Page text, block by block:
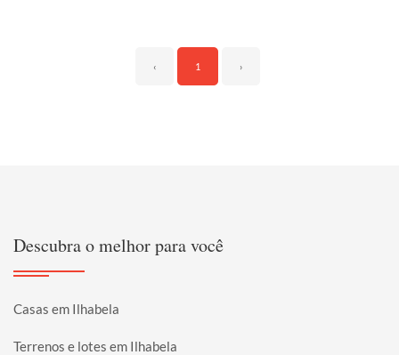
‹ 1 ›
Descubra o melhor para você
Casas em Ilhabela
Terrenos e lotes em Ilhabela